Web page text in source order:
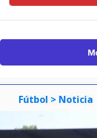
Fútbol > Noticia